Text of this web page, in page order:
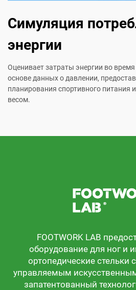
Симуляция
энергии
Оценивает затраты энергии во
основе данных о давлении,
планирования спортивного питания
весом.
FOOTWORK LAB
оборудование для ног и
ортопедические стельки
управляемым
запатентованный